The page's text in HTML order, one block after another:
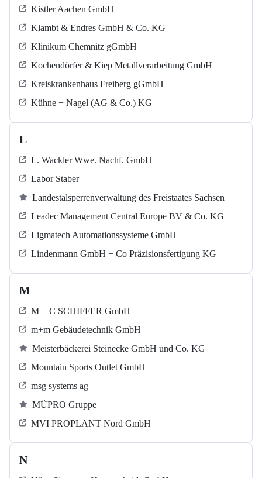
Kistler Aachen GmbH
Klambt & Endres GmbH & Co. KG
Klinikum Chemnitz gGmbH
Kochendörfer & Kiep Metallverarbeitung GmbH
Kreiskrankenhaus Freiberg gGmbH
Kühne + Nagel (AG & Co.) KG
L
L. Wackler Wwe. Nachf. GmbH
Labor Staber
Landestalsperrenverwaltung des Freistaates Sachsen
Leadec Management Central Europe BV & Co. KG
Ligmatech Automationssysteme GmbH
Lindenmann GmbH + Co Präzisionsfertigung KG
M
M + C SCHIFFER GmbH
m+m Gebäudetechnik GmbH
Meisterbäckerei Steinecke GmbH und Co. KG
Mountain Sports Outlet GmbH
msg systems ag
MÜPRO Gruppe
MVI PROPLANT Nord GmbH
N